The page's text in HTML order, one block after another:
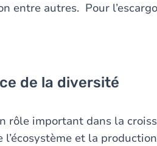
entre autres. Pour
de la diversité
rôle important dans la
et la